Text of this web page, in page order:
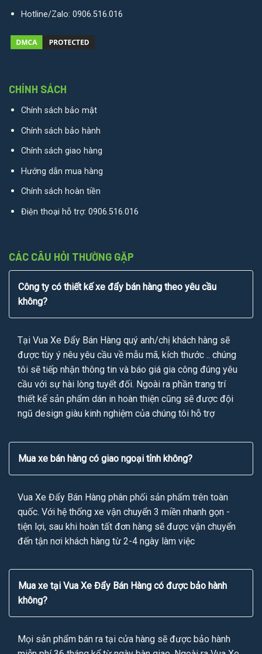
Hotline/Zalo: 0906.516.016
CHÍNH SÁCH
Chính sách bảo mật
Chính sách bảo hành
Chính sách giao hàng
Hướng dẫn mua hàng
Chính sách hoàn tiền
Điện thoại hỗ trợ: 0906.516.016
CÁC CÂU HỎI THƯỜNG GẶP
Công ty có thiết kế xe đẩy bán hàng theo yêu cầu
không?
Tại Vua Xe Đẩy Bán Hàng quý anh/chị khách hàng sẽ
được tùy ý nêu yêu cầu về mẫu mã, kích thước .. chúng
tôi sẽ tiếp nhận thông tin và báo giá gia công đúng yêu
cầu với sự hài lòng tuyết đối. Ngoài ra phần trang trí
thiết kế sản phẩm dán in hoàn thiện cũng sẽ được đội
ngũ design giàu kinh nghiệm của chúng tôi hỗ trợ
Mua xe bán hàng có giao ngoại tỉnh không?
Vua Xe Đẩy Bán Hàng phân phối sản phẩm trên toàn
quốc. Với hệ thống xe vận chuyển 3 miền nhanh gọn -
tiện lợi, sau khi hoàn tất đơn hàng sẽ được vận chuyển
đến tận nơi khách hàng từ 2-4 ngày làm việc
Mua xe tại Vua Xe Đẩy Bán Hàng có được bảo hành
không?
Mọi sản phẩm bán ra tại cửa hàng sẽ được bảo hành